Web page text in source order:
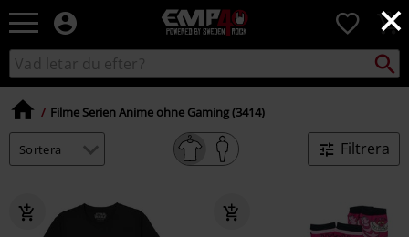
×
EMP
-
Musik,
TV
&
Alternativt
0
Sök
i
Sök
Filme Serien Anime ohne Gaming (3414)
Filtrera